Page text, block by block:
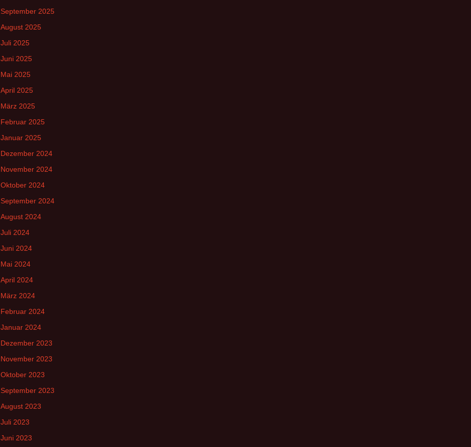
September 2025
August 2025
Juli 2025
Juni 2025
Mai 2025
April 2025
März 2025
Februar 2025
Januar 2025
Dezember 2024
November 2024
Oktober 2024
September 2024
August 2024
Juli 2024
Juni 2024
Mai 2024
April 2024
März 2024
Februar 2024
Januar 2024
Dezember 2023
November 2023
Oktober 2023
September 2023
August 2023
Juli 2023
Juni 2023